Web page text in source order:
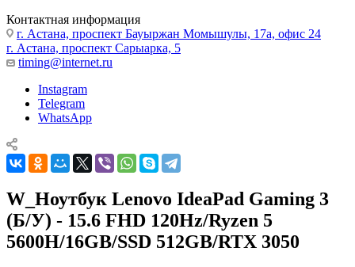
Контактная информация
г. Астана, проспект Бауыржан Момышулы, 17а, офис 24
г. Астана, проспект Сарыарка, 5
timing@internet.ru
Instagram
Telegram
WhatsApp
W_Ноутбук Lenovo IdeaPad Gaming 3
(Б/У) - 15.6 FHD 120Hz/Ryzen 5
5600H/16GB/SSD 512GB/RTX 3050